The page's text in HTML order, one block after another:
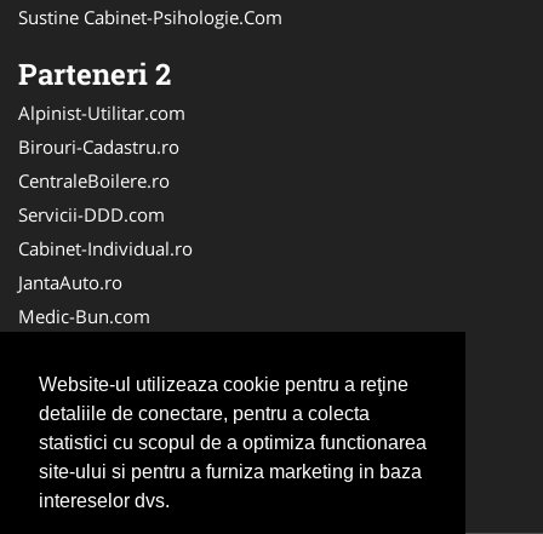
Website-ul utilizeaza cookie pentru a reţine
detaliile de conectare, pentru a colecta
statistici cu scopul de a optimiza functionarea
site-ului si pentru a furniza marketing in baza
intereselor dvs.
Sustine Cabinet-Psihologie.Com
Parteneri 2
Alpinist-Utilitar.com
Birouri-Cadastru.ro
CentraleBoilere.ro
Servicii-DDD.com
Cabinet-Individual.ro
JantaAuto.ro
Medic-Bun.com
Apicultorul.com
CentruInchirieri.ro
Oftalmologul.ro
Stomatologul.com